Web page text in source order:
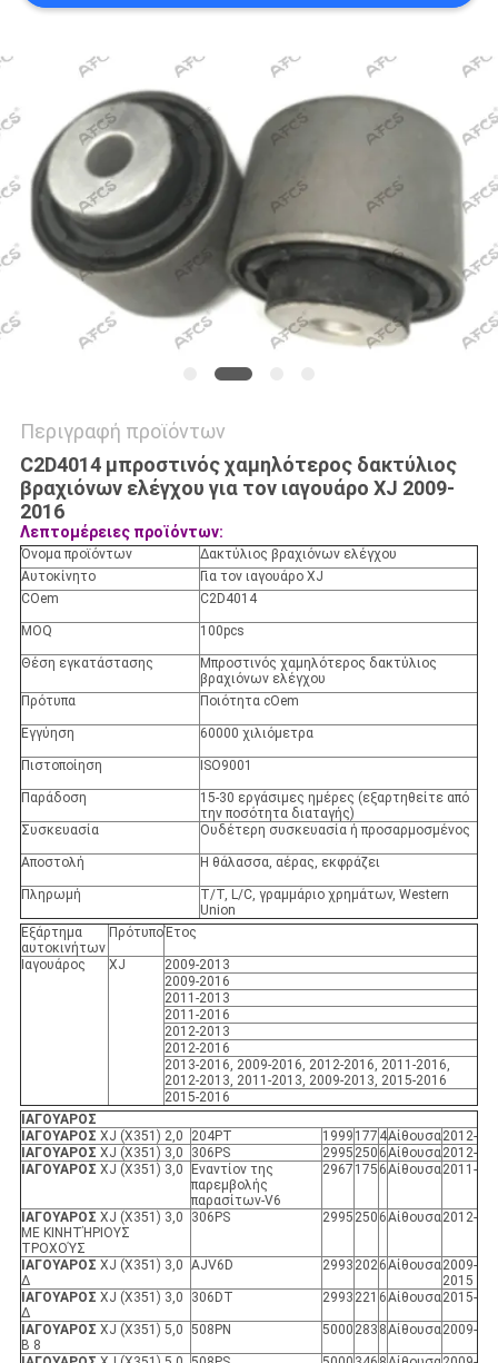
ΑΠΟΡΡΉΤΟΥ
Περιγραφή προϊόντων
C2D4014 μπροστινός χαμηλότερος δακτύλιος
βραχιόνων ελέγχου για τον ιαγουάρο XJ 2009-
2016
Λεπτομέρειες προϊόντων:
Όνομα προϊόντων
Δακτύλιος βραχιόνων ελέγχου
Αυτοκίνητο
Για τον ιαγουάρο XJ
COem
C2D4014
MOQ 100pcs
Θέση εγκατάστασης
Μπροστινός χαμηλότερος δακτύλιος
βραχιόνων ελέγχου
Πρότυπα
Ποιότητα cOem
Εγγύηση 60000 χιλιόμετρα
Πιστοποίηση ISO9001
Παράδοση
15-30 εργάσιμες ημέρες (εξαρτηθείτε από
την ποσότητα διαταγής)
Συσκευασία
Ουδέτερη συσκευασία ή προσαρμοσμένος
Αποστολή Η θάλασσα, αέρας, εκφράζει
Πληρωμή
T/T, L/C, γραμμάριο χρημάτων, Western
Union
Εξάρτημα
αυτοκινήτων
ΠρότυποΈτος
Ιαγουάρος XJ
2009-2013
2009-2016
2011-2013
2011-2016
2012-2013
2012-2016
2013-2016, 2009-2016, 2012-2016, 2011-2016,
2012-2013, 2011-2013, 2009-2013, 2015-2016
2015-2016
ΙΑΓΟΥΑΡΟΣ
ΙΑΓΟΥΑΡΟΣ XJ (X351) 2,0 204PT 1999 177 4Αίθουσα2012-
ΙΑΓΟΥΑΡΟΣ XJ (X351) 3,0 306PS 2995 250 6Αίθουσα2012-
ΙΑΓΟΥΑΡΟΣ XJ (X351) 3,0
Εναντίον της
παρεμβολής
παρασίτων-V6
2967 175 6Αίθουσα2011-
ΙΑΓΟΥΑΡΟΣ XJ (X351) 3,0
ΜΕ ΚΙΝΗΤΉΡΙΟΥΣ
ΤΡΟΧΟΎΣ
306PS 2995 250 6Αίθουσα2012-
ΙΑΓΟΥΑΡΟΣ XJ (X351) 3,0
Δ
AJV6D 2993 2026Αίθουσα2009-
2015
ΙΑΓΟΥΑΡΟΣ XJ (X351) 3,0
Δ
306DT 2993 221 6Αίθουσα2015-
ΙΑΓΟΥΑΡΟΣ XJ (X351) 5,0
Β 8
508PN 5000 283 8Αίθουσα2009-